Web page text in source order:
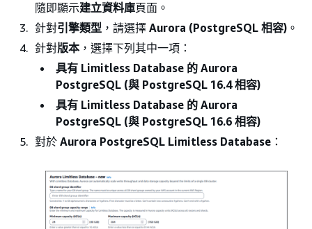
隨即顯示建立資料庫頁面。
針對引擎類型 ，請選擇 Aurora (PostgreSQL 相容) 。
針對版本，選擇下列其中一項：
具有 Limitless Database 的 Aurora
PostgreSQL (與 PostgreSQL 16.4 相容)
具有 Limitless Database 的 Aurora
PostgreSQL (與 PostgreSQL 16.6 相容)
對於 Aurora PostgreSQL Limitless Database ：